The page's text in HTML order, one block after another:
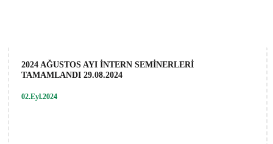
2024 AĞUSTOS AYI İNTERN SEMİNERLERİ
TAMAMLANDI 29.08.2024
02.Eyl.2024